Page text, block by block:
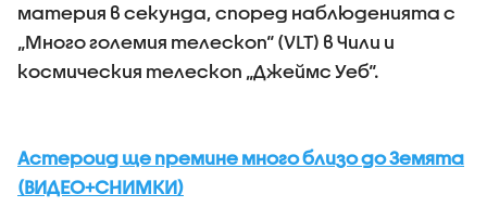
материя в секунда, според наблюденията с
„Много големия телескоп“ (VLT) в Чили и
космическия телескоп „Джеймс Уеб“.
Астероид ще премине много близо до Земята
(ВИДЕО+СНИМКИ)